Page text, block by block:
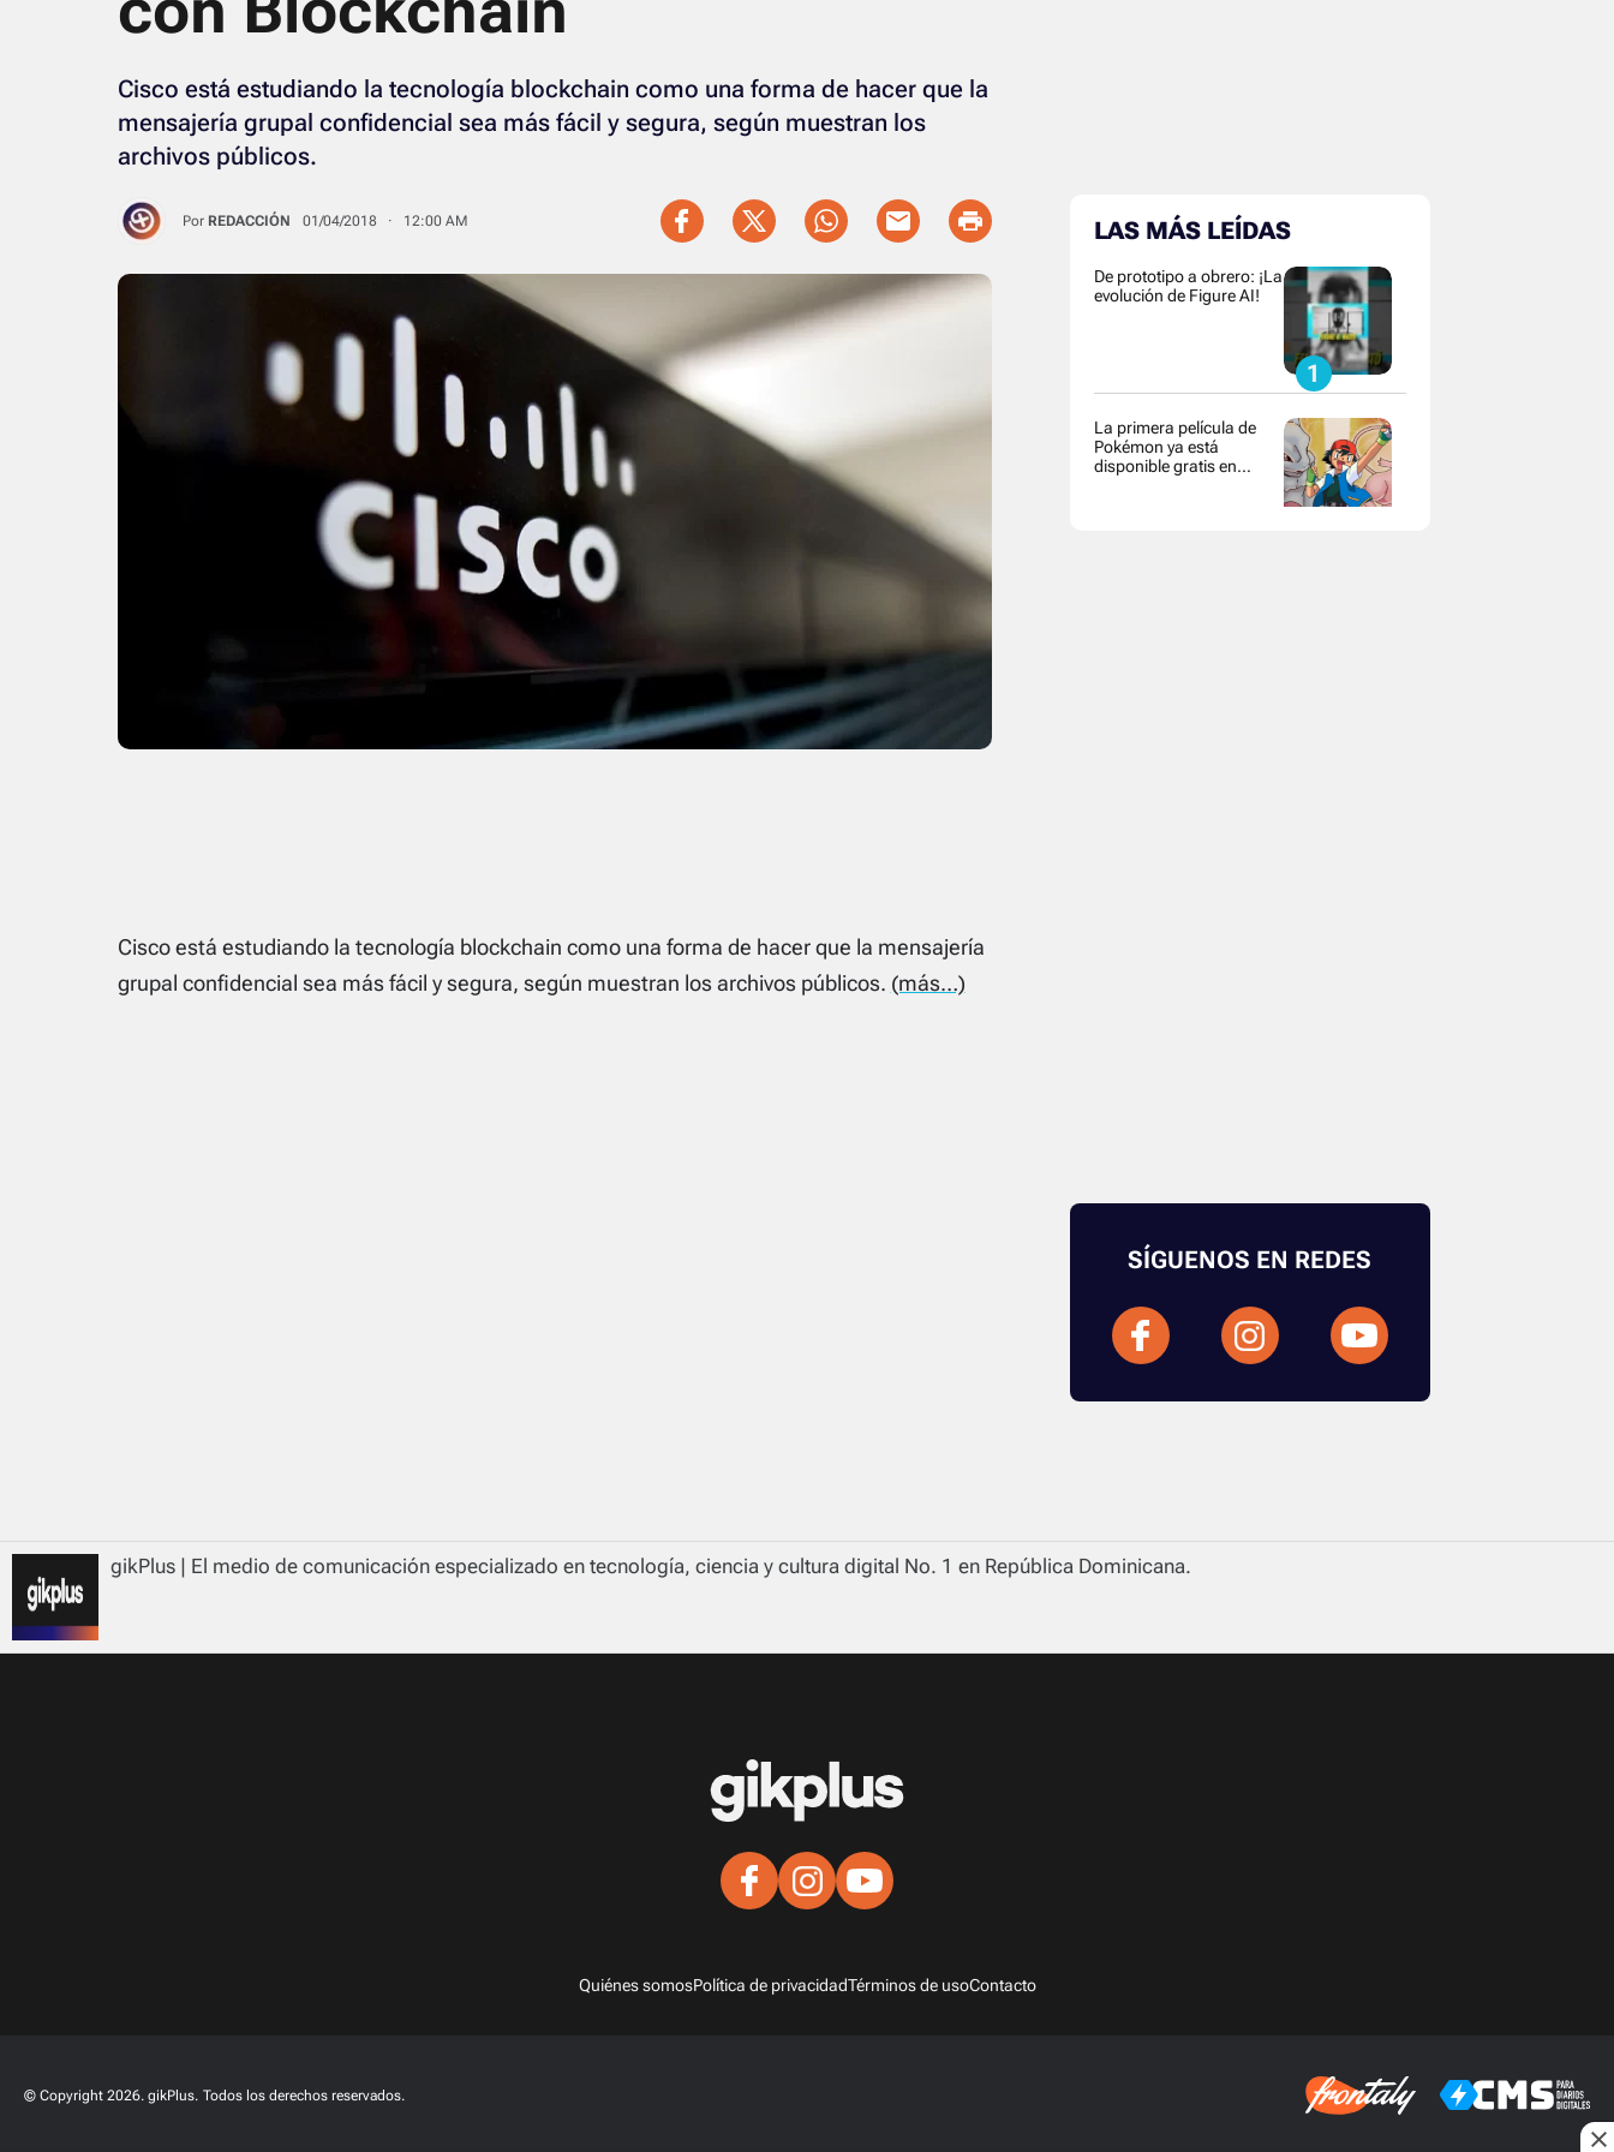
Cisco está estudiando la tecnología blockchain como una forma de hacer que la
mensajería grupal confidencial sea más fácil y segura, según muestran los
archivos públicos.
Por REDACCIÓN 01/04/2018 · 12:00 AM
Cisco está estudiando la tecnología blockchain como una forma de hacer que la mensajería
grupal confidencial sea más fácil y segura, según muestran los archivos públicos. (más…)
LAS MÁS LEÍDAS
De prototipo a obrero: ¡La
evolución de Figure AI!
La primera película de
Pokémon ya está
disponible gratis en
SÍGUENOS EN REDES
gikPlus | El medio de comunicación especializado en tecnología, ciencia y cultura digital No. 1 en República Dominicana.
Quiénes somosPolítica de privacidadTérminos de usoContacto
© Copyright 2026. gikPlus. Todos los derechos reservados.